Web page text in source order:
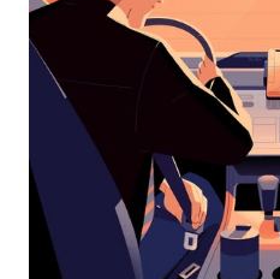
date.
Press
the
escape
button
the
calendar.